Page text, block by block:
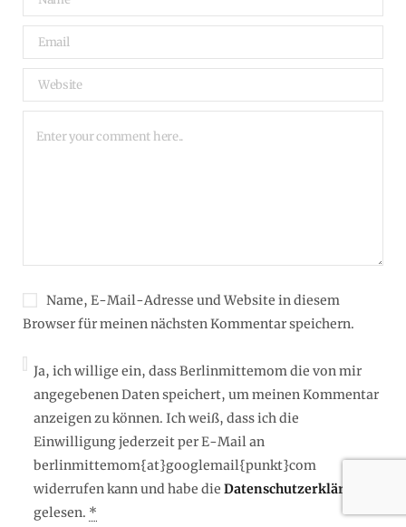
Name, E-Mail-Adresse und Website in diesem
Browser für meinen nächsten Kommentar speichern.
Ja, ich willige ein, dass Berlinmittemom die von mir
angegebenen Daten speichert, um meinen Kommentar
anzeigen zu können. Ich weiß, dass ich die
Einwilligung jederzeit per E-Mail an
berlinmittemom{at}googlemail{punkt}com
widerrufen kann und habe die Datenschutzerklärung
gelesen. *